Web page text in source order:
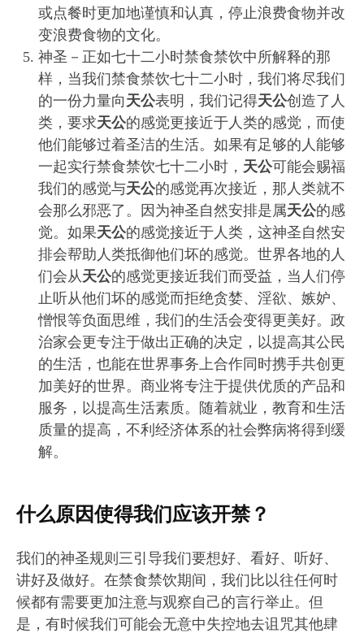
或点餐时更加地谨慎和认真，停止浪费食物并改
变浪费食物的文化。
神圣－正如七十二小时禁食禁饮中所解释的那
样，当我们禁食禁饮七十二小时，我们将尽我们
的一份力量向 天公表明，我们记得天公创造了人
类，要求天公的感觉更接近于人类的感觉，而使
他们能够过着圣洁的生活。如果有足够的人能够
一起实行禁食禁饮七十二小时， 天公可能会赐福
我们的感觉与天公的感觉再次接近，那人类就不
会那么邪恶了。因为神圣自然安排是属天公的感
觉。如果天公的感觉接近于人类，这神圣自然安
排会帮助人类抵御他们坏的感觉。世界各地的人
们会从天公的感觉更接近我们而受益，当人们停
止听从他们坏的感觉而拒绝贪婪、淫欲、嫉妒、
憎恨等负面思维，我们的生活会变得更美好。政
治家会更专注于做出正确的决定，以提高其公民
的生活，也能在世界事务上合作同时携手共创更
加美好的世界。商业将专注于提供优质的产品和
服务，以提高生活素质。随着就业，教育和生活
质量的提高，不利经济体系的社会弊病将得到缓
解。
什么原因使得我们应该开禁？
我们的神圣规则三引导我们要想好、看好、听好、
讲好及做好。在禁食禁饮期间，我们比以往任何时
候都有需要更加注意与观察自己的言行举止。但
是，有时候我们可能会无意中失控地去诅咒其他肆